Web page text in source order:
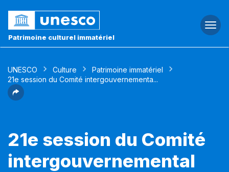
Patrimoine culturel immatériel
UNESCO Culture
Patrimoine immatériel
21e session du Comité intergouvernementa...
21e session du Comité
intergouvernemental